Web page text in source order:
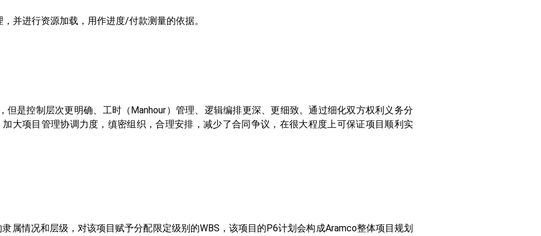
并进行资源加载，用作进度/付款测量的依据。
是控制层次更明确、工时（Manhour）管理、逻辑编排更深、更细致。通过细化双方权利义务分
大项目管理协调力度，缜密组织，合理安排，减少了合同争议，在很大程度上可保证项目顺利实
属情况和层级，对该项目赋予分配限定级别的WBS，该项目的P6计划会构成Aramco整体项目规划